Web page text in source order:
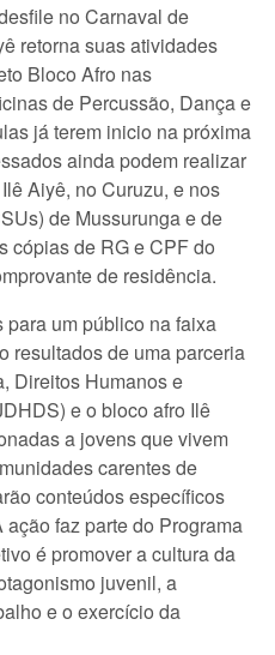
no Carnaval de
retorna suas atividades
Bloco Afro nas
de Percussão, Dança e
já terem inicio na próxima
ainda podem realizar
Aiyê, no Curuzu, e nos
de Mussurunga e de
cópias de RG e CPF do
de residência.
um público na faixa
resultados de uma parceria
Direitos Humanos e
e o bloco afro Ilê
a jovens que vivem
carentes de
conteúdos específicos
faz parte do Programa
é promover a cultura da
juvenil, a
e o exercício da